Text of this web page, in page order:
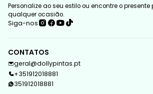
Personalize ao seu estilo ou encontre o presente
qualquer ocasião.
Siga-nos
CONTATOS
geral@dollypintas.pt
+351912018881
351912018881